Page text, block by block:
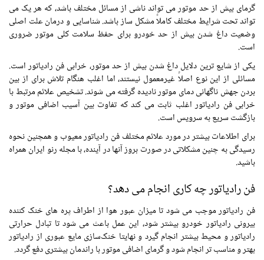
گرمای بیش از حد موتور می تواند ناشی از مسائل مختلف باشد، که هر یک می
تواند تحت شرایط مختلف کاملاً مشکل ساز باشد. شناسایی و درمان علت اصلی
وضعیت داغ شدن بیش از حد خودرو برای حفظ سلامت کلی موتور ضروری
است.
یکی از شایع ترین دلایل داغ شدن بیش از حد موتور، خرابی فن رادیاتور است.
مسائلی از این نوع اصلاً غیرمعمول نیستند، اما اغلب هنگام تلاش برای از بین
بردن جهش ناگهانی دمای موتور نادیده گرفته می شوند. تشخیص علائم مرتبط با
خرابی فن رادیاتور اغلب ثابت می کند که تفاوت بین آسیب اضافی موتور و
بازگشت سریع به سرویس است.
برای اطلاعات بیشتر در مورد علائم مختلف فن رادیاتور معیوب و همچنین نحوه
رسیدگی به چنین مشکلاتی در صورت بروز آنها در آینده، با مجله رنو ایران همراه
باشید.
فن رادیاتور چه کاری انجام می دهد؟
فن رادیاتور موجب می شود تا میزان عبور هوا از اطراف پره های خنک کننده
بیرونی رادیاتور خودرو بیشتر شود، این عمل باعث می شود تا تبادل حرارتی
رادیاتور و محیط بیشتر انجام گیرد و نهایتا خنک‌سازی مایع عبوری از رادیاتور
بهتر و مناسب تر انجام شود و گرمای اضافی موتور با راندمان بیشتری دفع گردد.